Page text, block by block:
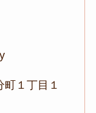
１丁目１